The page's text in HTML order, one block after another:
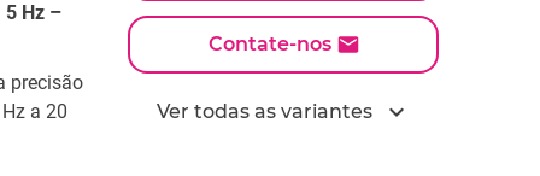
Hz –
precisão
a 20
Contate-nos
Ver todas as variantes expand_more